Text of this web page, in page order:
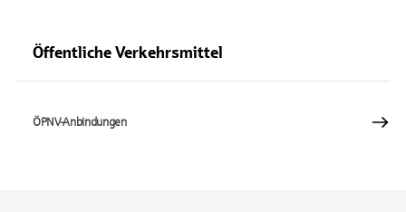
Öffentliche Verkehrsmittel
ÖPNV-Anbindungen